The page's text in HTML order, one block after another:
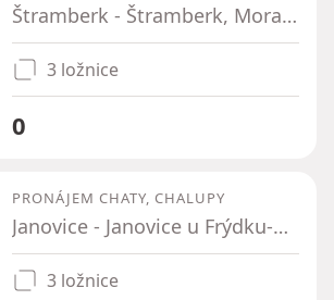
Štramberk - Štramberk, Moravskoslezský kraj
3 ložnice
0
PRONÁJEM CHATY, CHALUPY
Janovice - Janovice u Frýdku-Místku, Moravskoslezský kraj
3 ložnice